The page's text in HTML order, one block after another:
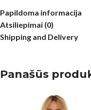
Papildoma informacija
Atsiliepimai (0)
Shipping and Delivery
Panašūs